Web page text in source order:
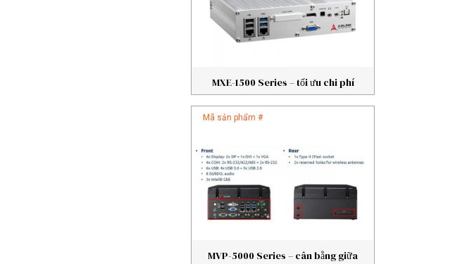
MXE-1500 Series – tối ưu chi phí
Mã sản phẩm #
MVP-5000 Series – cân bằng giữa